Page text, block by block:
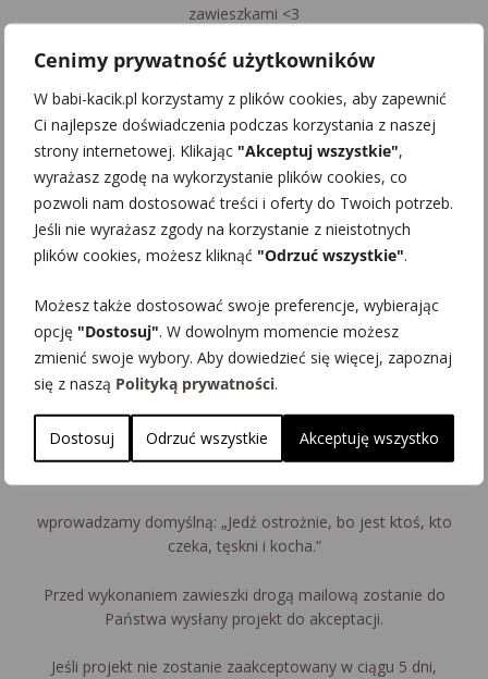
Cenimy prywatność użytkowników
W babi-kacik.pl korzystamy z plików cookies, aby zapewnić
Ci najlepsze doświadczenia podczas korzystania z naszej
strony internetowej. Klikając "Akceptuj wszystkie",
wyrażasz zgodę na wykorzystanie plików cookies, co
pozwoli nam dostosować treści i oferty do Twoich potrzeb.
Jeśli nie wyrażasz zgody na korzystanie z nieistotnych
plików cookies, możesz kliknąć "Odrzuć wszystkie".
Możesz także dostosować swoje preferencje, wybierając
opcję "Dostosuj". W dowolnym momencie możesz
zmienić swoje wybory. Aby dowiedzieć się więcej, zapoznaj
się z naszą Polityką prywatności.
Dostosuj Odrzuć wszystkie Akceptuję wszystko
zawieszkami <3
Zapraszamy również do przeglądania i zakupu pozostałych
Na zawieszce można umieścić dowolny tekst, własną grafikę
lub zdjęcie.
Prosimy o przemyślany wybór zdjęcia, ponieważ do
jednej zawieszki
Najkorzystniej umieszcza się w sercu zdjęcia, które nie są
mocno wykadrowane
(dookoła postaci jest tło).
W przypadku braku informacji odnośnie dedykacji jaką mamy
wprowadzamy domyślną: „Jedź ostrożnie, bo jest ktoś, kto
czeka, tęskni i kocha.”
Przed wykonaniem zawieszki drogą mailową zostanie do
Państwa wysłany projekt do akceptacji.
Jeśli projekt nie zostanie zaakceptowany w ciągu 5 dni,